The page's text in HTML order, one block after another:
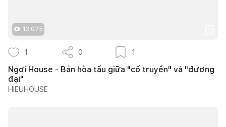
13.075
1 0 1
Ngơi House - Bản hòa tấu giữa "cổ truyền" và "đương
đại"
HIEUHOUSE